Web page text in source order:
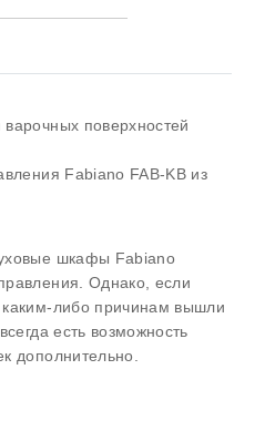
поверхностей
Fabiano FAB-KB из
шкафы Fabiano
Однако, если
либо причинам вышли
есть возможность
дополнительно.